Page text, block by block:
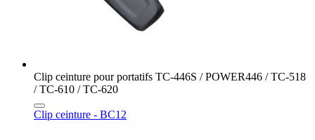
Clip ceinture pour portatifs TC-446S / POWER446 / TC-518
/ TC-610 / TC-620
Clip ceinture - BC12